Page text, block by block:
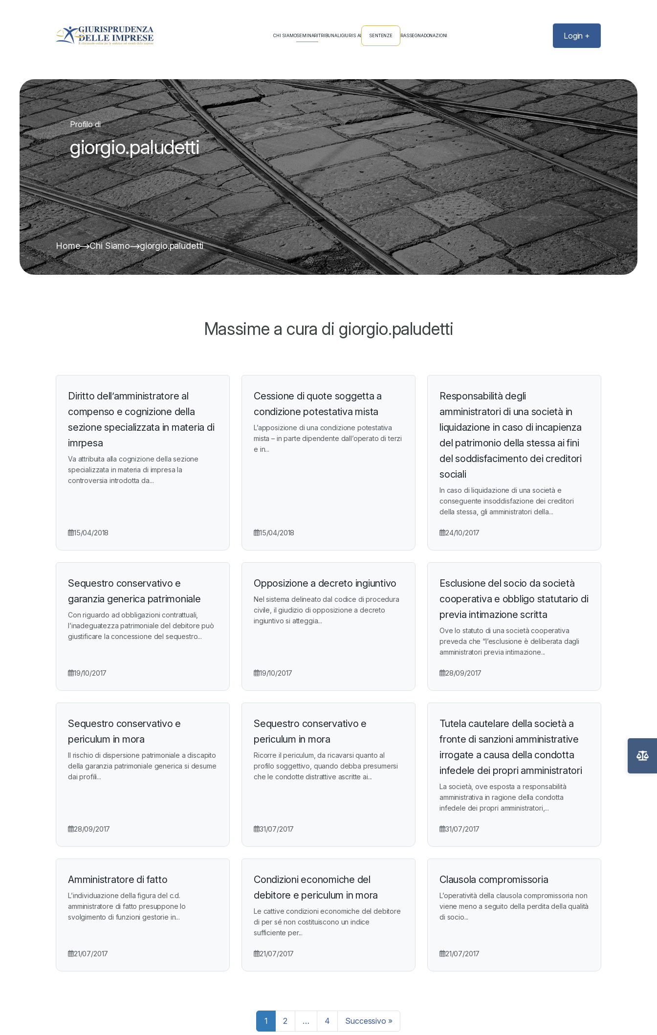
CHI SIAMOSEMINARITRIBUNALIGIURIS AI SENTENZE RASSEGNADONAZIONI Login +
Profilo di
giorgio.paludetti
Home Chi Siamo giorgio.paludetti
Massime a cura di giorgio.paludetti
Diritto dell’amministratore al
compenso e cognizione della
sezione specializzata in materia di
imrpesa
Va attribuita alla cognizione della sezione
specializzata in materia di impresa la
controversia introdotta da...
15/04/2018
Cessione di quote soggetta a
condizione potestativa mista
L’apposizione di una condizione potestativa
mista – in parte dipendente dall’operato di terzi
e in...
15/04/2018
Responsabilità degli
amministratori di una società in
liquidazione in caso di incapienza
del patrimonio della stessa ai fini
del soddisfacimento dei creditori
sociali
In caso di liquidazione di una società e
conseguente insoddisfazione dei creditori
della stessa, gli amministratori della...
24/10/2017
Sequestro conservativo e
garanzia generica patrimoniale
Con riguardo ad obbligazioni contrattuali,
l’inadeguatezza patrimoniale del debitore può
giustificare la concessione del sequestro...
19/10/2017
Opposizione a decreto ingiuntivo
Nel sistema delineato dal codice di procedura
civile, il giudizio di opposizione a decreto
ingiuntivo si atteggia...
19/10/2017
Esclusione del socio da società
cooperativa e obbligo statutario di
previa intimazione scritta
Ove lo statuto di una società cooperativa
preveda che “l’esclusione è deliberata dagli
amministratori previa intimazione...
28/09/2017
Sequestro conservativo e
periculum in mora
Il rischio di dispersione patrimoniale a discapito
della garanzia patrimoniale generica si desume
dai profili...
28/09/2017
Sequestro conservativo e
periculum in mora
Ricorre il periculum, da ricavarsi quanto al
profilo soggettivo, quando debba presumersi
che le condotte distrattive ascritte ai...
31/07/2017
Tutela cautelare della società a
fronte di sanzioni amministrative
irrogate a causa della condotta
infedele dei propri amministratori
La società, ove esposta a responsabilità
amministrativa in ragione della condotta
infedele dei propri amministratori,...
31/07/2017
Amministratore di fatto
L’individuazione della figura del c.d.
amministratore di fatto presuppone lo
svolgimento di funzioni gestorie in...
21/07/2017
Condizioni economiche del
debitore e periculum in mora
Le cattive condizioni economiche del debitore
di per sé non costituiscono un indice
sufficiente per...
21/07/2017
Clausola compromissoria
L’operatività della clausola compromissoria non
viene meno a seguito della perdita della qualità
di socio...
21/07/2017
Paginazione
1 2 … 4 Successivo »